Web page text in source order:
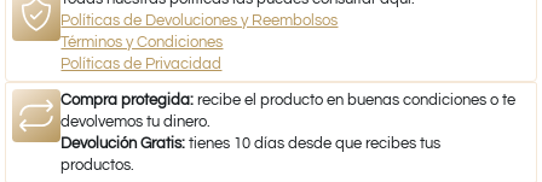
Políticas de Devoluciones y Reembolsos
Términos y Condiciones
Políticas de Privacidad
Compra protegida: recibe el producto en buenas condiciones o te
devolvemos tu dinero.
Devolución Gratis: tienes 10 días desde que recibes tus
productos.